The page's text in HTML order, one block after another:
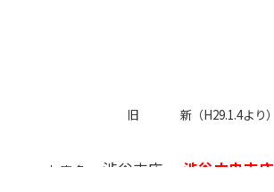
旧 新（H29.1.4より）
支 店 名 渋谷支店 渋谷中央支店